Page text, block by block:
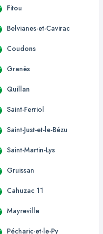
Fitou
Belvianes-et-Cavirac
Coudons
Granès
Quillan
Saint-Ferriol
Saint-Just-et-le-Bézu
Saint-Martin-Lys
Gruissan
Cahuzac 11
Mayreville
Pécharic-et-le-Py